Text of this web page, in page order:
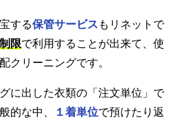
する保管サービス もリネットで
限で利用することが出来て、使
クリーニングです。
に出した衣類の「注文単位」で
的な中、
１着単位で預けたり返